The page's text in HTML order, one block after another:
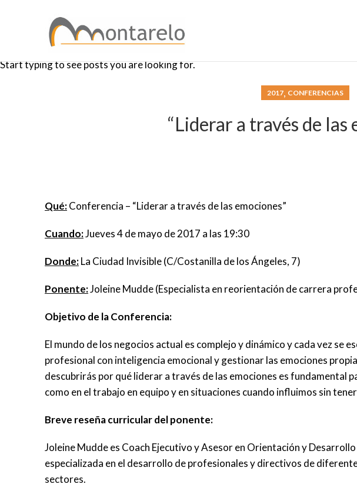
2017, CONFERENCIAS
“Liderar a través de las
Qué:Conferencia – “Liderar a través de las emociones”
Cuando:Jueves 4 de mayo de 2017 a las 19:30
Donde:La Ciudad Invisible (C/Costanilla de los Ángeles, 7)
Ponente:Joleine Mudde (Especialista en reorientación de carrera
Objetivo de la Conferencia:
El mundo de los negocios actual es complejo y dinámico y cada vez se
profesional con inteligencia emocional y gestionar las emociones
descubrirás por qué liderar a través de las emociones es fundamental
como en el trabajo en equipo y en situaciones cuando influimos sin
Breve reseña curricular del ponente:
Joleine Mudde es Coach Ejecutivo y Asesor en Orientación y
especializada en el desarrollo de profesionales y directivos de
sectores.
Start typing to see posts you are looking for.